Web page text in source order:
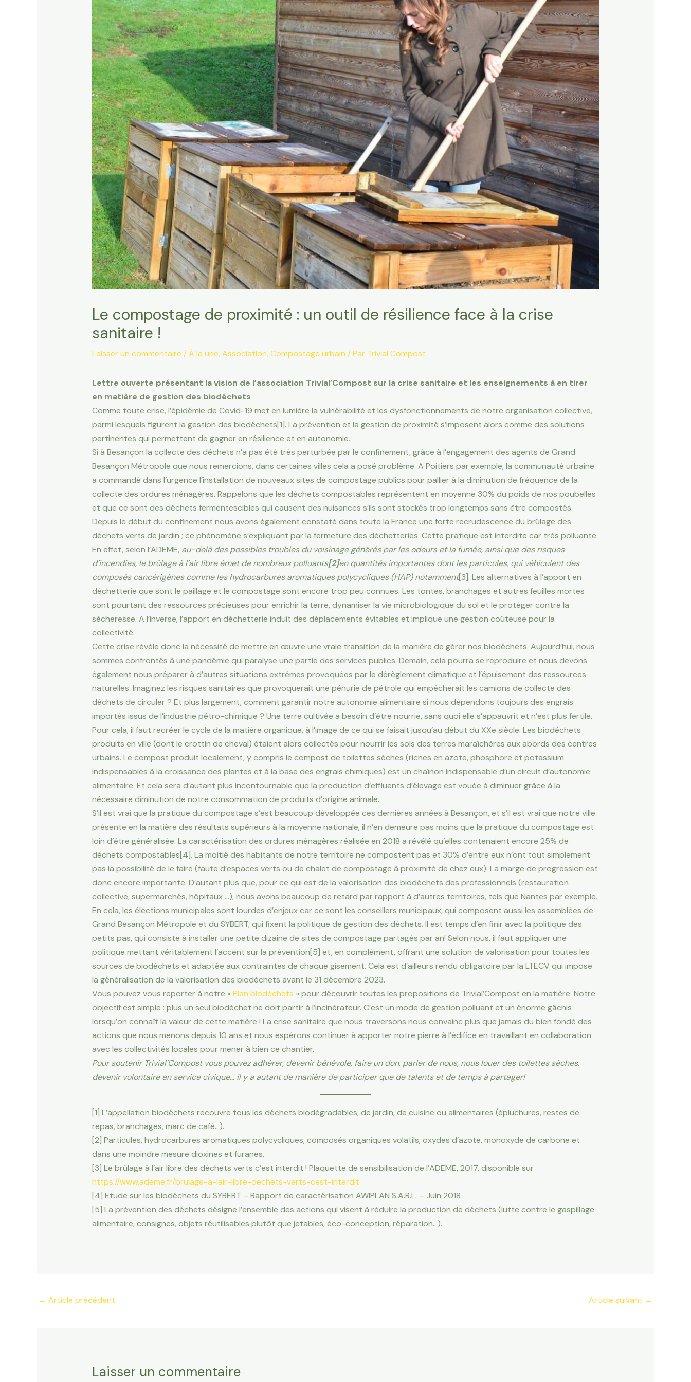
Le compostage de proximité : un outil de résilience face à la crise
sanitaire !
Laisser un commentaire /À la une,Association,Compostage urbain / Par Trivial Compost
Lettre ouverte présentant la vision de l’association Trivial’Compost sur la crise sanitaire et les enseignements à en tirer
en matière de gestion des biodéchets
Comme toute crise, l’épidémie de Covid-19 met en lumière la vulnérabilité et les dysfonctionnements de notre organisation collective,
parmi lesquels figurent la gestion des biodéchets[1]. La prévention et la gestion de proximité s’imposent alors comme des solutions
pertinentes qui permettent de gagner en résilience et en autonomie.
Si à Besançon la collecte des déchets n’a pas été très perturbée par le confinement, grâce à l’engagement des agents de Grand
Besançon Métropole que nous remercions, dans certaines villes cela a posé problème. A Poitiers par exemple, la communauté urbaine
a commandé dans l’urgence l’installation de nouveaux sites de compostage publics pour pallier à la diminution de fréquence de la
collecte des ordures ménagères. Rappelons que les déchets compostables représentent en moyenne 30% du poids de nos poubelles
et que ce sont des déchets fermentescibles qui causent des nuisances s’ils sont stockés trop longtemps sans être compostés.
Depuis le début du confinement nous avons également constaté dans toute la France une forte recrudescence du brûlage des
déchets verts de jardin ; ce phénomène s’expliquant par la fermeture des déchetteries. Cette pratique est interdite car très polluante.
En effet, selon l’ADEME, au-delà des possibles troubles du voisinage générés par les odeurs et la fumée, ainsi que des risques
d’incendies, le brûlage à l’air libre émet de nombreux polluants[2]en quantités importantes dont les particules, qui véhiculent des
composés cancérigènes comme les hydrocarbures aromatiques polycycliques (HAP) notamment[3]. Les alternatives à l’apport en
déchetterie que sont le paillage et le compostage sont encore trop peu connues. Les tontes, branchages et autres feuilles mortes
sont pourtant des ressources précieuses pour enrichir la terre, dynamiser la vie microbiologique du sol et le protéger contre la
sécheresse. A l’inverse, l’apport en déchetterie induit des déplacements évitables et implique une gestion coûteuse pour la
collectivité.
Cette crise révèle donc la nécessité de mettre en œuvre une vraie transition de la manière de gérer nos biodéchets. Aujourd’hui, nous
sommes confrontés à une pandémie qui paralyse une partie des services publics. Demain, cela pourra se reproduire et nous devons
également nous préparer à d’autres situations extrêmes provoquées par le dérèglement climatique et l’épuisement des ressources
naturelles. Imaginez les risques sanitaires que provoquerait une pénurie de pétrole qui empêcherait les camions de collecte des
déchets de circuler ? Et plus largement, comment garantir notre autonomie alimentaire si nous dépendons toujours des engrais
importés issus de l’industrie pétro-chimique ? Une terre cultivée a besoin d’être nourrie, sans quoi elle s’appauvrit et n’est plus fertile.
Pour cela, il faut recréer le cycle de la matière organique, à l’image de ce qui se faisait jusqu’au début du XXe siècle. Les biodéchets
produits en ville (dont le crottin de cheval) étaient alors collectés pour nourrir les sols des terres maraîchères aux abords des centres
urbains. Le compost produit localement, y compris le compost de toilettes sèches (riches en azote, phosphore et potassium
indispensables à la croissance des plantes et à la base des engrais chimiques) est un chaînon indispensable d’un circuit d’autonomie
alimentaire. Et cela sera d’autant plus incontournable que la production d’effluents d’élevage est vouée à diminuer grâce à la
nécessaire diminution de notre consommation de produits d’origine animale.
S’il est vrai que la pratique du compostage s’est beaucoup développée ces dernières années à Besançon, et s’il est vrai que notre ville
présente en la matière des résultats supérieurs à la moyenne nationale, il n’en demeure pas moins que la pratique du compostage est
loin d’être généralisée. La caractérisation des ordures ménagères réalisée en 2018 a révélé qu’elles contenaient encore 25% de
déchets compostables[4]. La moitié des habitants de notre territoire ne compostent pas et 30% d’entre eux n’ont tout simplement
pas la possibilité de le faire (faute d’espaces verts ou de chalet de compostage à proximité de chez eux). La marge de progression est
donc encore importante. D’autant plus que, pour ce qui est de la valorisation des biodéchets des professionnels (restauration
collective, supermarchés, hôpitaux …), nous avons beaucoup de retard par rapport à d’autres territoires, tels que Nantes par exemple.
En cela, les élections municipales sont lourdes d’enjeux car ce sont les conseillers municipaux, qui composent aussi les assemblées de
Grand Besançon Métropole et du SYBERT, qui fixent la politique de gestion des déchets. Il est temps d’en finir avec la politique des
petits pas, qui consiste à installer une petite dizaine de sites de compostage partagés par an! Selon nous, il faut appliquer une
politique mettant véritablement l’accent sur la prévention[5] et, en complément, offrant une solution de valorisation pour toutes les
sources de biodéchets et adaptée aux contraintes de chaque gisement. Cela est d’ailleurs rendu obligatoire par la LTECV qui impose
la généralisation de la valorisation des biodéchets avant le 31 décembre 2023.
Vous pouvez vous reporter à notre « Plan biodéchets » pour découvrir toutes les propositions de Trivial’Compost en la matière. Notre
objectif est simple : plus un seul biodéchet ne doit partir à l’incinérateur. C’est un mode de gestion polluant et un énorme gâchis
lorsqu’on connaît la valeur de cette matière ! La crise sanitaire que nous traversons nous convainc plus que jamais du bien fondé des
actions que nous menons depuis 10 ans et nous espérons continuer à apporter notre pierre à l’édifice en travaillant en collaboration
avec les collectivités locales pour mener à bien ce chantier.
Pour soutenir Trivial’Compost vous pouvez adhérer, devenir bénévole, faire un don, parler de nous, nous louer des toilettes sèches,
devenir volontaire en service civique… il y a autant de manière de participer que de talents et de temps à partager!
[1] L’appellation biodéchets recouvre tous les déchets biodégradables, de jardin, de cuisine ou alimentaires (épluchures, restes de
repas, branchages, marc de café…).
[2] Particules, hydrocarbures aromatiques polycycliques, composés organiques volatils, oxydes d’azote, monoxyde de carbone et
dans une moindre mesure dioxines et furanes.
[3] Le brûlage à l’air libre des déchets verts c’est interdit ! Plaquette de sensibilisation de l’ADEME, 2017, disponible sur
https://www.ademe.fr/brulage-a-lair-libre-dechets-verts-cest-interdit
[4] Etude sur les biodéchets du SYBERT – Rapport de caractérisation AWIPLAN S.A.R.L. – Juin 2018
[5] La prévention des déchets désigne l’ensemble des actions qui visent à réduire la production de déchets (lutte contre le gaspillage
alimentaire, consignes, objets réutilisables plutôt que jetables, éco-conception, réparation…).
Navigation
← Article précédent Article suivant →
Laisser un commentaire